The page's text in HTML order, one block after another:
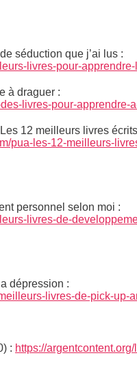
séduction que j’ai lus :
livres-pour-
à draguer :
livres-pour-apprendre-
12 meilleurs livres
pua-les-12-meilleurs-
personnel selon moi :
livres-de-
dépression :
livres-de-pick-up-
: https://